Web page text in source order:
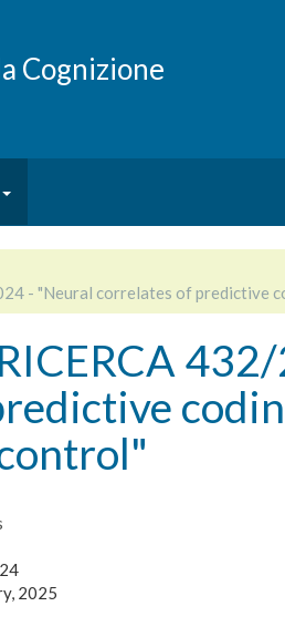
Cognizione
- "Neural correlates of predictive
2025